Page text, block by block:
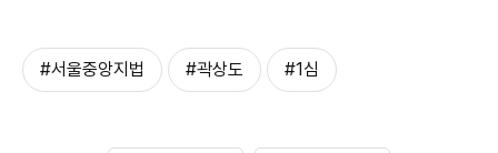
#서울중앙지법 #곽상도 #1심